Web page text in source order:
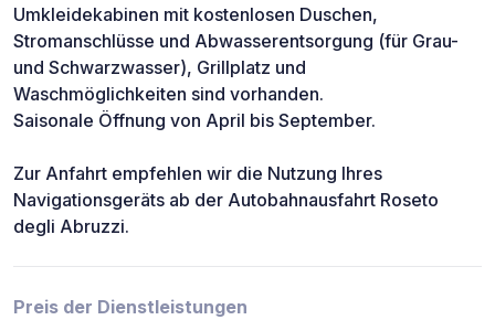
Umkleidekabinen mit kostenlosen Duschen,
Stromanschlüsse und Abwasserentsorgung (für Grau-
und Schwarzwasser), Grillplatz und
Waschmöglichkeiten sind vorhanden.
Saisonale Öffnung von April bis September.
Zur Anfahrt empfehlen wir die Nutzung Ihres
Navigationsgeräts ab der Autobahnausfahrt Roseto
degli Abruzzi.
Preis der Dienstleistungen